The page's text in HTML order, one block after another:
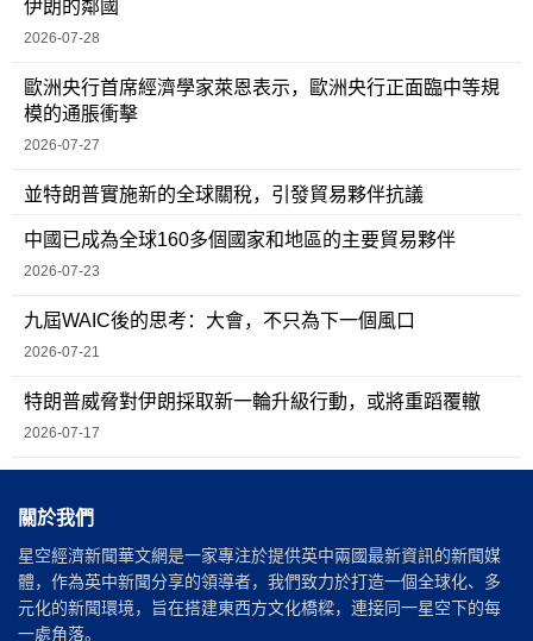
伊朗的鄰國
2026-07-28
歐洲央行首席經濟學家萊恩表示，歐洲央行正面臨中等規
模的通脹衝擊
2026-07-27
並特朗普實施新的全球關稅，引發貿易夥伴抗議
中國已成為全球160多個國家和地區的主要貿易夥伴
2026-07-23
九屆WAIC後的思考：大會，不只為下一個風口
2026-07-21
特朗普威脅對伊朗採取新一輪升級行動，或將重蹈覆轍
2026-07-17
關於我們
星空經濟新聞華文網是一家專注於提供英中兩國最新資訊的新聞媒
體，作為英中新聞分享的領導者，我們致力於打造一個全球化、多
元化的新聞環境，旨在搭建東西方文化橋樑，連接同一星空下的每
一處角落。